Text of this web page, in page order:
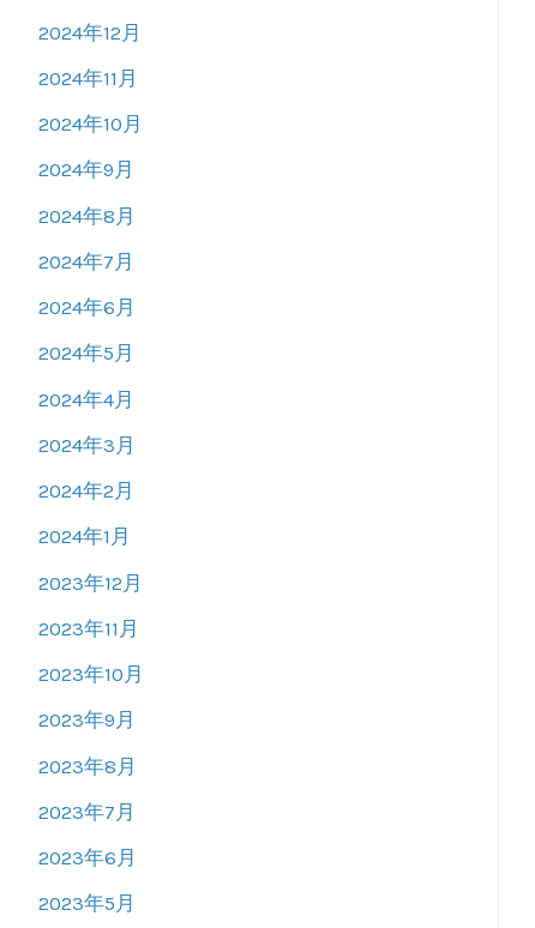
2024年12月
2024年11月
2024年10月
2024年9月
2024年8月
2024年7月
2024年6月
2024年5月
2024年4月
2024年3月
2024年2月
2024年1月
2023年12月
2023年11月
2023年10月
2023年9月
2023年8月
2023年7月
2023年6月
2023年5月